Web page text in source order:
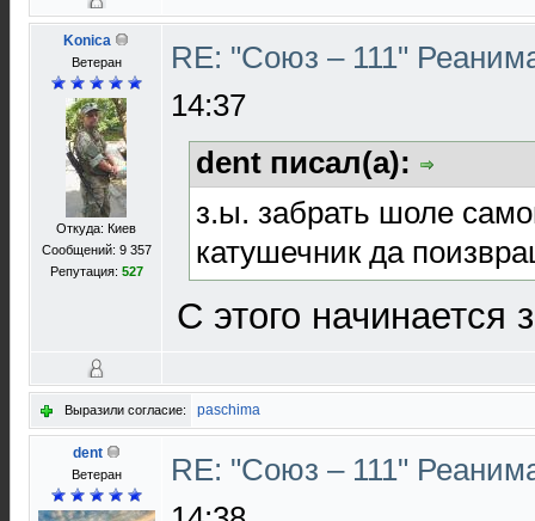
Konica
Ветеран
Откуда: Киев
Сообщений: 9 357
Репутация: 527
RE: "Союз – 111"
14:37
dent писал(а):
з.ы. забрать шоле
катушечник да
С этого начинается
Выразили согласие: paschima
dent
Ветеран
RE: "Союз – 111"